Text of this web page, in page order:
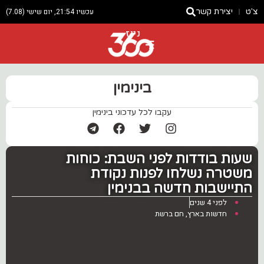
צ'ט יצירת קשר עכשיו 21:54, יום שישי (7.08)
ניוז
בינימין
עקבו לכל עדכוני בינימין
שעות בודדות לפני השבת: כוחות
משטרה נשלחו לפנות נקודת
התיישבות חדשה בבנימין
לפני 4 שנים
חדשות בארץ, חם ברשת